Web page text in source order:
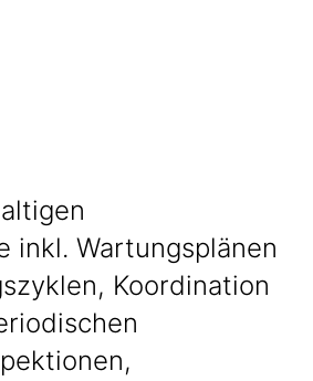
inkl. Wartungsplänen
Koordination